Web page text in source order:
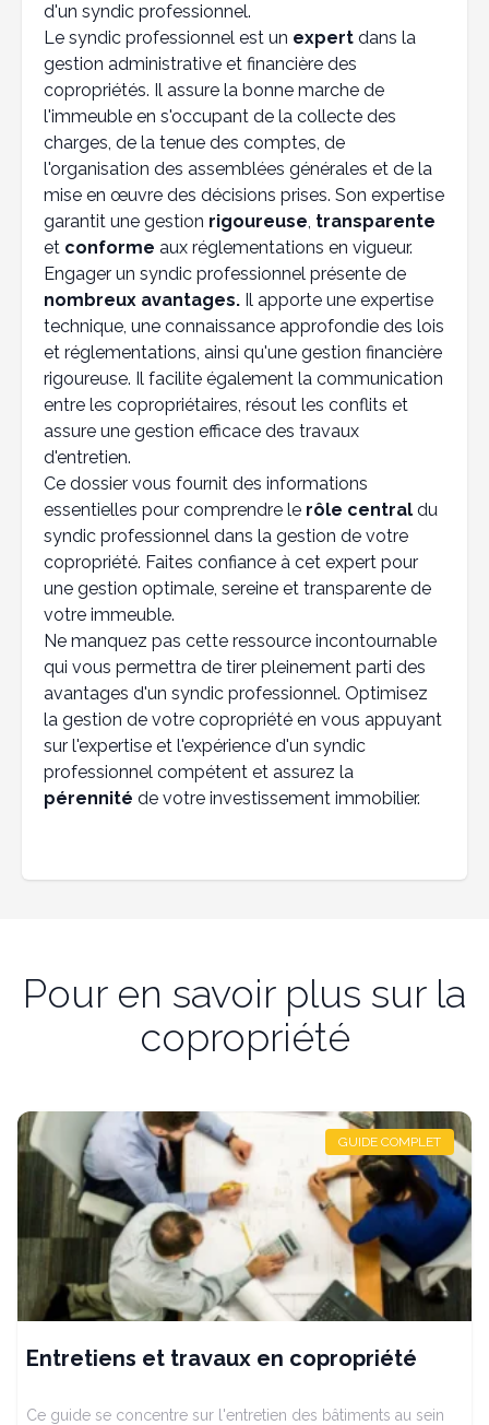
d'un syndic professionnel.
Le syndic professionnel est un expert dans la
gestion administrative et financière des
copropriétés. Il assure la bonne marche de
l'immeuble en s'occupant de la collecte des
charges, de la tenue des comptes, de
l'organisation des assemblées générales et de la
mise en œuvre des décisions prises. Son expertise
garantit une gestion rigoureuse, transparente
et conforme aux réglementations en vigueur.
Engager un syndic professionnel présente de
nombreux avantages. Il apporte une expertise
technique, une connaissance approfondie des lois
et réglementations, ainsi qu'une gestion financière
rigoureuse. Il facilite également la communication
entre les copropriétaires, résout les conflits et
assure une gestion efficace des travaux
d'entretien.
Ce dossier vous fournit des informations
essentielles pour comprendre le rôle central du
syndic professionnel dans la gestion de votre
copropriété. Faites confiance à cet expert pour
une gestion optimale, sereine et transparente de
votre immeuble.
Ne manquez pas cette ressource incontournable
qui vous permettra de tirer pleinement parti des
avantages d'un syndic professionnel. Optimisez
la gestion de votre copropriété en vous appuyant
sur l'expertise et l'expérience d'un syndic
professionnel compétent et assurez la
pérennité de votre investissement immobilier.
Pour en savoir plus sur la
copropriété
GUIDE COMPLET
Entretiens et travaux en copropriété
Ce guide se concentre sur l'entretien des bâtiments au sein